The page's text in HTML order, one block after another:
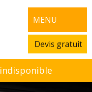
MENU
Devis gratuit
indisponible